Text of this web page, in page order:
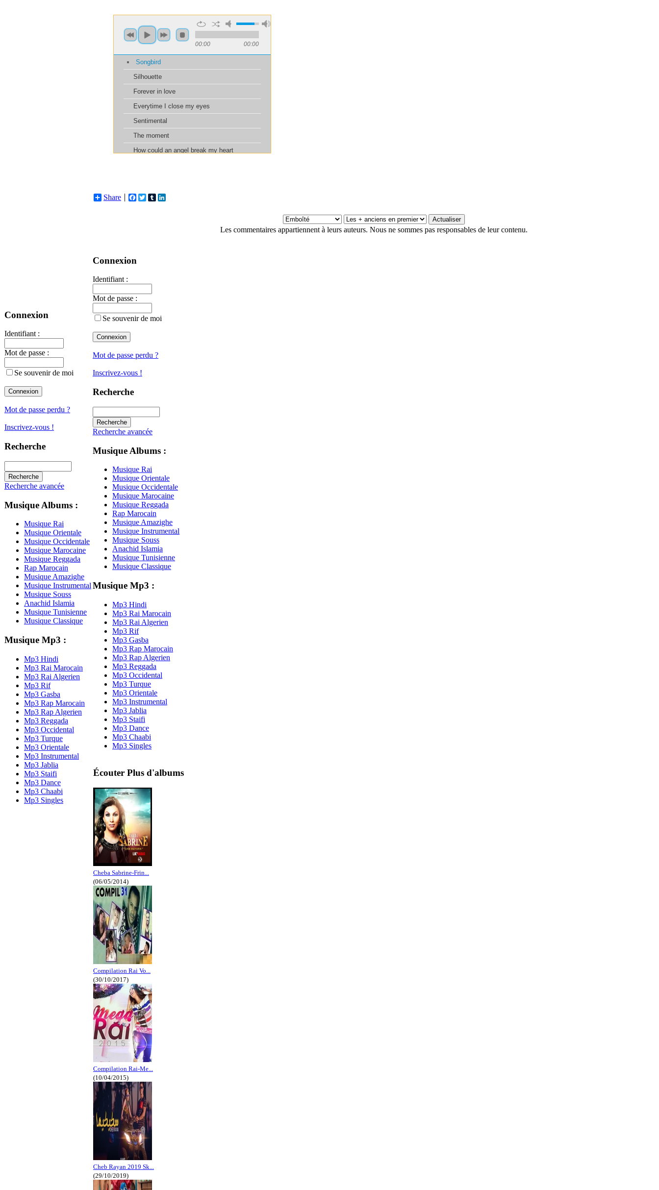
Connexion
Identifiant :
Mot de passe :
Se souvenir de moi
Mot de passe perdu ?
Inscrivez-vous !
Recherche
Recherche avancée
Musique Albums :
Musique Rai
Musique Orientale
Musique Occidentale
Musique Marocaine
Musique Reggada
Rap Marocain
Musique Amazighe
Musique Instrumental
Musique Souss
Anachid Islamia
Musique Tunisienne
Musique Classique
Musique Mp3 :
Mp3 Hindi
Mp3 Rai Marocain
Mp3 Rai Algerien
Mp3 Rif
Mp3 Gasba
Mp3 Rap Marocain
Mp3 Rap Algerien
Mp3 Reggada
Mp3 Occidental
Mp3 Turque
Mp3 Orientale
Mp3 Instrumental
Mp3 Jablia
Mp3 Staifi
Mp3 Dance
Mp3 Chaabi
Mp3 Singles
Share Facebook
TwitterTumblr
Les commentaires appartiennent à leurs auteurs. Nous ne sommes pas responsables de leur contenu.
Connexion
Identifiant :
Mot de passe :
Se souvenir de moi
Mot de passe perdu ?
Inscrivez-vous !
Recherche
Recherche avancée
Musique Albums :
Musique Rai
Musique Orientale
Musique Occidentale
Musique Marocaine
Musique Reggada
Rap Marocain
Musique Amazighe
Musique Instrumental
Musique Souss
Anachid Islamia
Musique Tunisienne
Musique Classique
Musique Mp3 :
Mp3 Hindi
Mp3 Rai Marocain
Mp3 Rai Algerien
Mp3 Rif
Mp3 Gasba
Mp3 Rap Marocain
Mp3 Rap Algerien
Mp3 Reggada
Mp3 Occidental
Mp3 Turque
Mp3 Orientale
Mp3 Instrumental
Mp3 Jablia
Mp3 Staifi
Mp3 Dance
Mp3 Chaabi
Mp3 Singles
Écouter Plus d'albums
Cheba Sabrine-Frin...
(06/05/2014)
Compilation Rai Vo...
(30/10/2017)
Compilation Rai-Me...
(10/04/2015)
Cheb Rayan 2019 Sk...
(29/10/2019)